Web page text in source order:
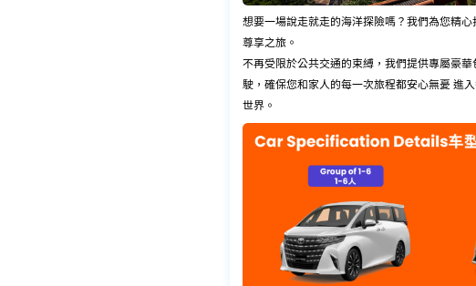
想要一場說走就走的海洋探險嗎？我們為您精
尊享之旅。
不再受限於公共交通的束縛，我們提供專屬豪
駛，確保您和家人的每一次旅程都安心無憂 進
世界。